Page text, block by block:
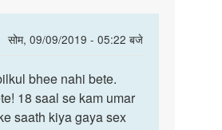
सोम, 09/09/2019 - 05:22 बजे
bhee nahi bete.
18 saal se kam umar
saath kiya gaya sex